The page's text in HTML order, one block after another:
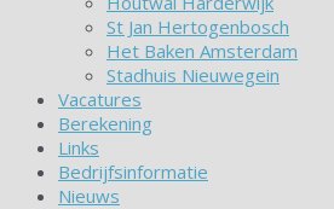
St Jan Hertogenbosch
Het Baken Amsterdam
Stadhuis Nieuwegein
Vacatures
Berekening
Links
Bedrijfsinformatie
Nieuws